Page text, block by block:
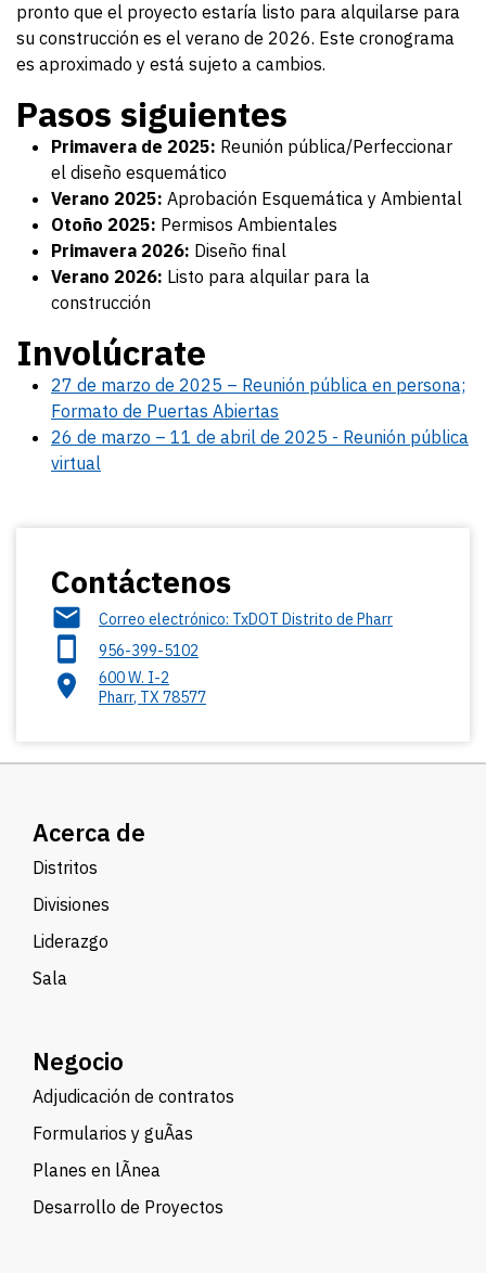
pronto que el proyecto estaría listo para alquilarse para
su construcción es el verano de 2026. Este cronograma
es aproximado y está sujeto a cambios.
Pasos siguientes
Primavera de 2025: Reunión pública/Perfeccionar
el diseño esquemático
Verano 2025: Aprobación Esquemática y Ambiental
Otoño 2025: Permisos Ambientales
Primavera 2026: Diseño final
Verano 2026: Listo para alquilar para la
construcción
Involúcrate
27 de marzo de 2025 – Reunión pública en persona;
Formato de Puertas Abiertas
26 de marzo – 11 de abril de 2025 - Reunión pública
virtual
Contáctenos
Correo electrónico: TxDOT Distrito de Pharr
956-399-5102
600 W. I-2
Pharr, TX 78577
Acerca de
Distritos
Divisiones
Liderazgo
Sala
Negocio
Adjudicación de contratos
Formularios y guÃ­as
Planes en lÃ­nea
Desarrollo de Proyectos